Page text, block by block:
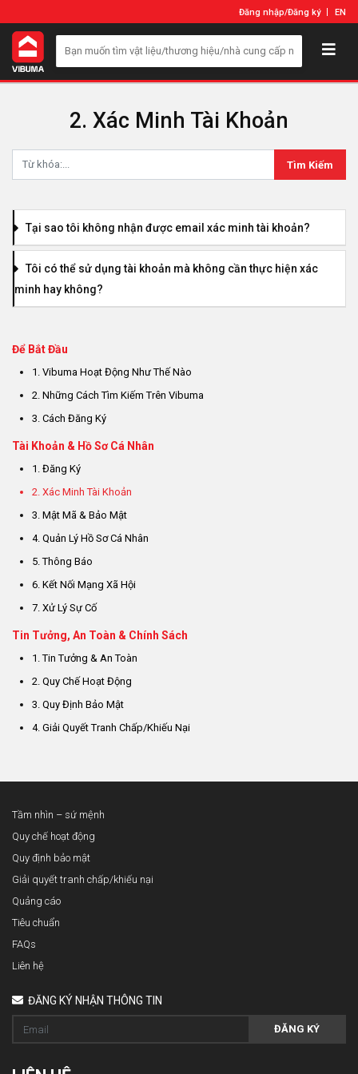
Đăng nhập/Đăng ký EN
2. Xác Minh Tài Khoản
Tìm Kiếm
Tại sao tôi không nhận được email xác minh tài khoản?
Tôi có thể sử dụng tài khoản mà không cần thực hiện xác
minh hay không?
Để Bắt Đầu
1. Vibuma Hoạt Động Như Thế Nào
2. Những Cách Tìm Kiếm Trên Vibuma
3. Cách Đăng Ký
Tài Khoản & Hồ Sơ Cá Nhân
1. Đăng Ký
2. Xác Minh Tài Khoản
3. Mật Mã & Bảo Mật
4. Quản Lý Hồ Sơ Cá Nhân
5. Thông Báo
6. Kết Nối Mạng Xã Hội
7. Xử Lý Sự Cố
Tin Tưởng, An Toàn & Chính Sách
1. Tin Tưởng & An Toàn
2. Quy Chế Hoạt Động
3. Quy Định Bảo Mật
4. Giải Quyết Tranh Chấp/Khiếu Nại
Tầm nhìn – sứ mệnh
Quy chế hoạt động
Quy định bảo mật
Giải quyết tranh chấp/khiếu nại
Quảng cáo
Tiêu chuẩn
FAQs
Liên hệ
ĐĂNG KÝ NHẬN THÔNG TIN
ĐĂNG KÝ